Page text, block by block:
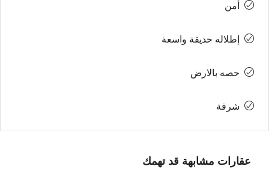
أمن
إطلاله حديقة واسعة
حصه بالارض
شرفة
عقارات مشابهة قد تهمك